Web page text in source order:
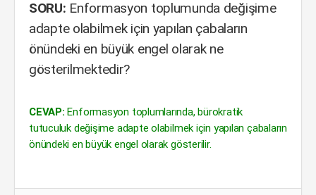
SORU: Enformasyon toplumunda değişime
adapte olabilmek için yapılan çabaların
önündeki en büyük engel olarak ne
gösterilmektedir?
CEVAP: Enformasyon toplumlarında, bürokratik
tutuculuk değişime adapte olabilmek için yapılan çabaların
önündeki en büyük engel olarak gösterilir.